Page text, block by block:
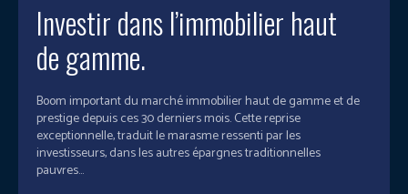
Investir dans l’immobilier haut
de gamme.
Boom important du marché immobilier haut de gamme et de
prestige depuis ces 30 derniers mois. Cette reprise
exceptionnelle, traduit le marasme ressenti par les
investisseurs, dans les autres épargnes traditionnelles
pauvres...